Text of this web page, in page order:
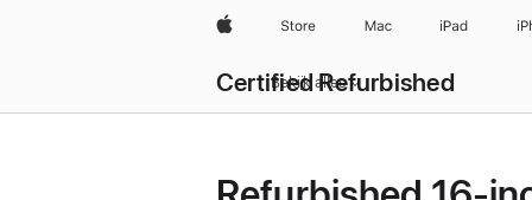
AppleStore Mac iPad
Certified Refurbished
Bekijk alles